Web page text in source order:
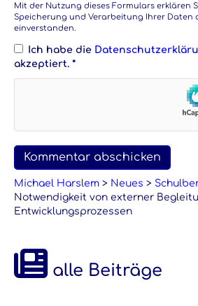
Mit der Nutzung dieses Formulars erklären
Speicherung und Verarbeitung Ihrer Daten
einverstanden.
Ich habe die
akzeptiert. *
Michael Harslem > Neues >
Notwendigkeit von externer
Entwicklungsprozessen
alle Beiträge